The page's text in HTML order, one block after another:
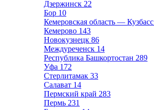
Дзержинск 22
Бор 10
Кемеровская область — Кузбасс
Кемерово 143
Новокузнецк 86
Междуреченск 14
Республика Башкортостан 289
Уфа 172
Стерлитамак 33
Салават 14
Пермский край 283
Пермь 231